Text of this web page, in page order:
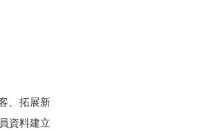
、拓展新
資料建立